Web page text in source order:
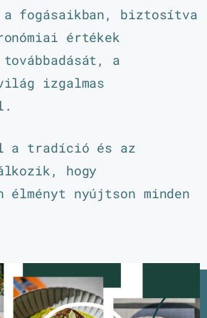
a fogásaikban, biztosítva
értékek
a
izgalmas
a tradíció és az
hogy
nyújtson minden